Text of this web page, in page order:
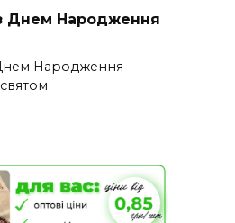
Днем Народження
Народження
святом